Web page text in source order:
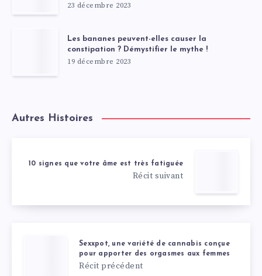
23 décembre 2023
Les bananes peuvent-elles causer la
constipation ? Démystifier le mythe !
19 décembre 2023
Autres Histoires
10 signes que votre âme est très fatiguée
Récit suivant
Sexxpot, une variété de cannabis conçue
pour apporter des orgasmes aux femmes
Récit précédent